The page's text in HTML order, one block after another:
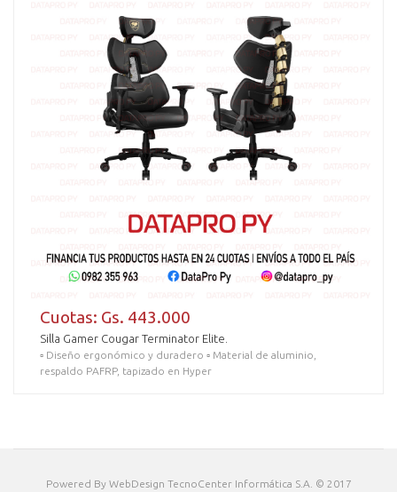
Cuotas: Gs. 443.000
Silla Gamer Cougar Terminator Elite.
▫️ Diseño ergonómico y duradero ▫️ Material de aluminio,
respaldo PAFRP, tapizado en Hyper
Powered By WebDesign TecnoCenter Informática S.A. © 2017